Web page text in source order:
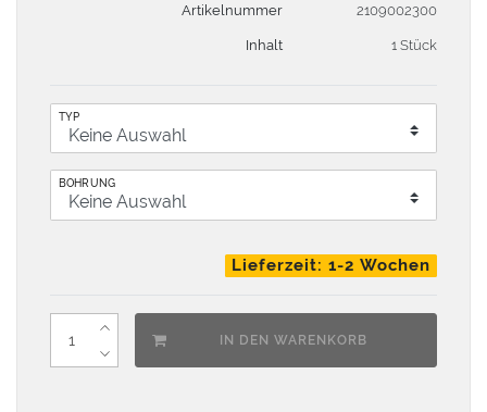
Artikelnummer 2109002300
Inhalt 1 Stück
TYP
BOHRUNG
Lieferzeit: 1-2 Wochen
IN DEN WARENKORB